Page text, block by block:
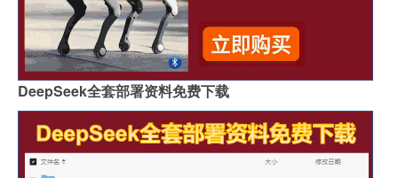
DeepSeek全套部署资料免费下载